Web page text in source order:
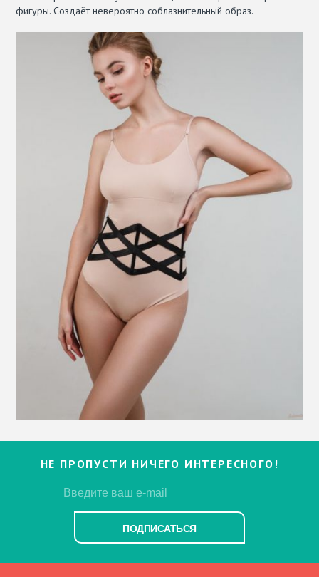
фигуры. Создаёт невероятно соблазнительный образ.
НЕ ПРОПУСТИ НИЧЕГО ИНТЕРЕСНОГО!
ПОДПИСАТЬСЯ